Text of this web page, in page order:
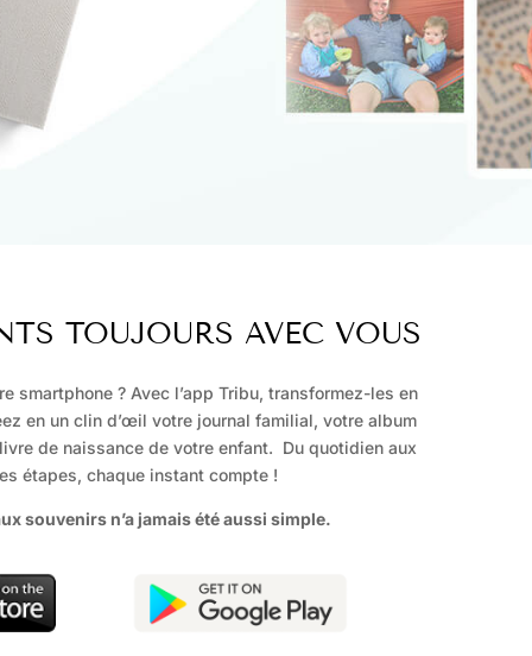
TOUJOURS AVEC VOUS
smartphone ? Avec l’app Tribu, transformez-les en
en un clin d’œil votre journal familial, votre album
livre de naissance de votre enfant. Du quotidien aux
étapes, chaque instant compte !
souvenirs n’a jamais été aussi simple.